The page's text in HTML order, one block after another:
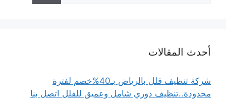
أحدث المقالات
شركة تنظيف فلل بالرياض بـ40%خصم لفترة
محدودة..تنظيف دوري شامل وعميق للفلل اتصل بنا